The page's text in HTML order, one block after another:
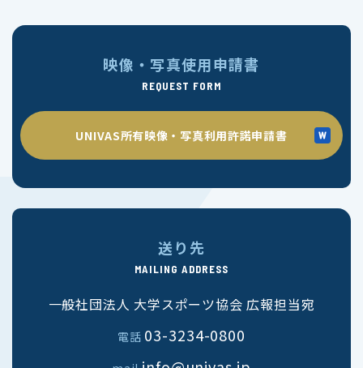
映像・写真使用申請書
REQUEST FORM
UNIVAS所有映像・写真利用許諾申請書
送り先
MAILING ADDRESS
一般社団法人 大学スポーツ協会 広報担当宛
電話 03-3234-0800